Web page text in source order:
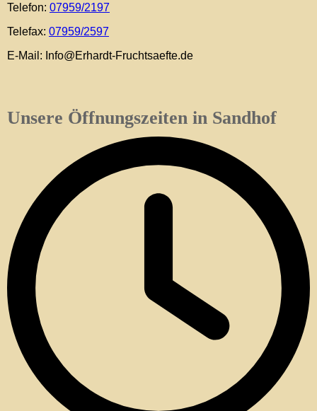
Telefon: 07959/2197
Telefax: 07959/2597
E-Mail: Info@Erhardt-Fruchtsaefte.de
Unsere Öffnungszeiten in Sandhof